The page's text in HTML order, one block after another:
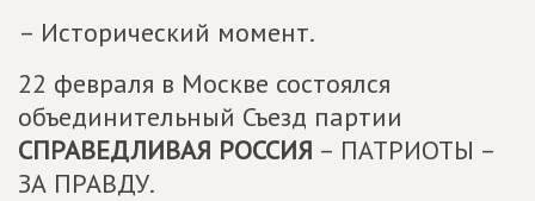
– Исторический момент.
22 февраля в Москве состоялся
объединительный Съезд партии
СПРАВЕДЛИВАЯ РОССИЯ – ПАТРИОТЫ –
ЗА ПРАВДУ.